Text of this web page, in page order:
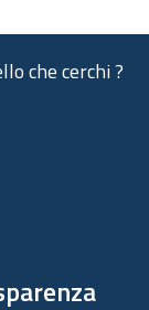
che cerchi ?